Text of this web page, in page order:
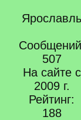
Ярославль
507
На сайте с
2009 г.
Рейтинг:
188